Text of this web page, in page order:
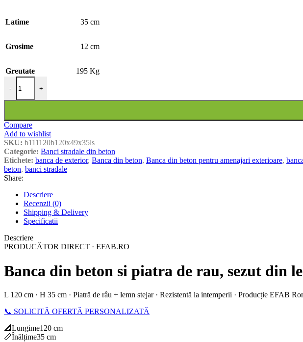
Latime 35 cm
Grosime 12 cm
Greutate 195 Kg
-
Cantitate Banca din beton si piatra de rau, sezut din lemn de stejar - 120x49x35 cm Theo
+
Compare
Add to wishlist
SKU: b111120b120x49x35ls
Categorie: Banci stradale din beton
Etichete: banca de exterior, Banca din beton, Banca din beton pentru amenajari exterioare,
beton, banci stradale
Share:
Descriere
Recenzii (0)
Shipping & Delivery
Specificatii
Descriere
PRODUCĂTOR DIRECT · EFAB.RO
Banca din beton si piatra de rau, sezut din
L 120 cm · H 35 cm · Piatră de râu + lemn stejar · Rezistentă la intemperii · Producție EFAB
📞 SOLICITĂ OFERTĂ PERSONALIZATĂ
📐Lungime120 cm
📏Înălțime35 cm